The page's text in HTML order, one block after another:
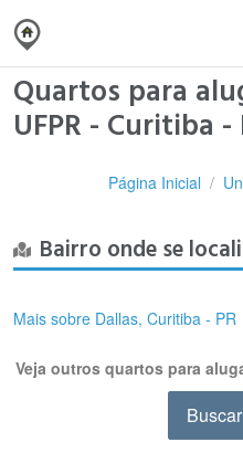
Quartos para
UFPR - Curitiba -
Página Inicial
Bairro onde se
Mais sobre Dallas, Curitiba - PR
Veja outros quartos para